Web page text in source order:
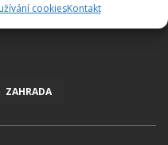
cookiesKontakt
ZAHRADA